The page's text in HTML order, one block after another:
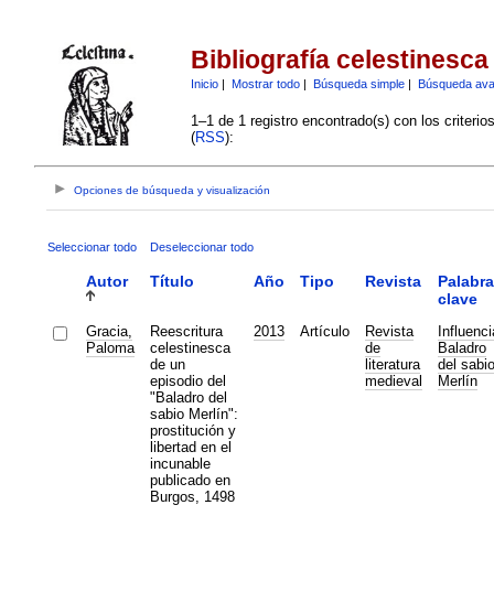
Bibliografía celestinesca
Inicio| Mostrar todo| Búsqueda simple| Búsqueda
1–1 de 1 registro encontrado(s) con los
(RSS):
Opciones de búsqueda y visualización
Seleccionar todo Deseleccionar todo
Autor Título Año Tipo Revista
clave
Gracia,
Paloma
Reescritura
celestinesca
de un
episodio del
"Baladro del
sabio Merlín":
prostitución y
libertad en el
incunable
publicado en
Burgos, 1498
2013 Artículo
Revista
de
literatura
medieval
Baladro
del sabio
Merlín